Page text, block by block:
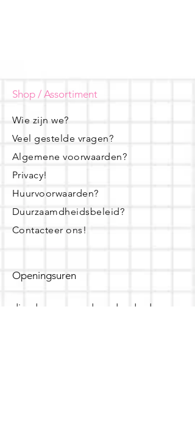
Shop / Assortiment
Wie zijn we?
Veel gestelde vragen?
Algemene voorwaarden?
Privacy!
Huurvoorwaarden?
Duurzaamdheidsbeleid?
Contacteer ons!
Openingsuren
dinsdag - woensdag- donderdag: